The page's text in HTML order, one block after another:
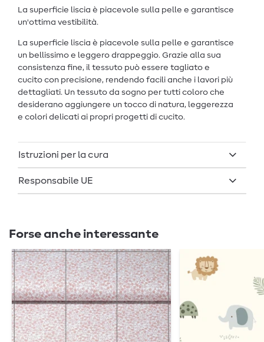
La superficie liscia è piacevole sulla pelle e garantisce
un'ottima vestibilità.
La superficie liscia è piacevole sulla pelle e garantisce
un bellissimo e leggero drappeggio. Grazie alla sua
consistenza fine, il tessuto può essere tagliato e
cucito con precisione, rendendo facili anche i lavori più
dettagliati. Un tessuto da sogno per tutti coloro che
desiderano aggiungere un tocco di natura, leggerezza
e colori delicati ai propri progetti di cucito.
Istruzioni per la cura
Responsabile UE
Forse anche interessante